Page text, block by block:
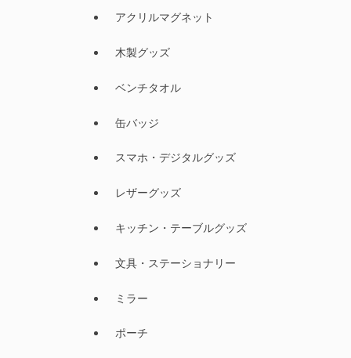
アクリルマグネット
木製グッズ
ベンチタオル
缶バッジ
スマホ・デジタルグッズ
レザーグッズ
キッチン・テーブルグッズ
文具・ステーショナリー
ミラー
ポーチ